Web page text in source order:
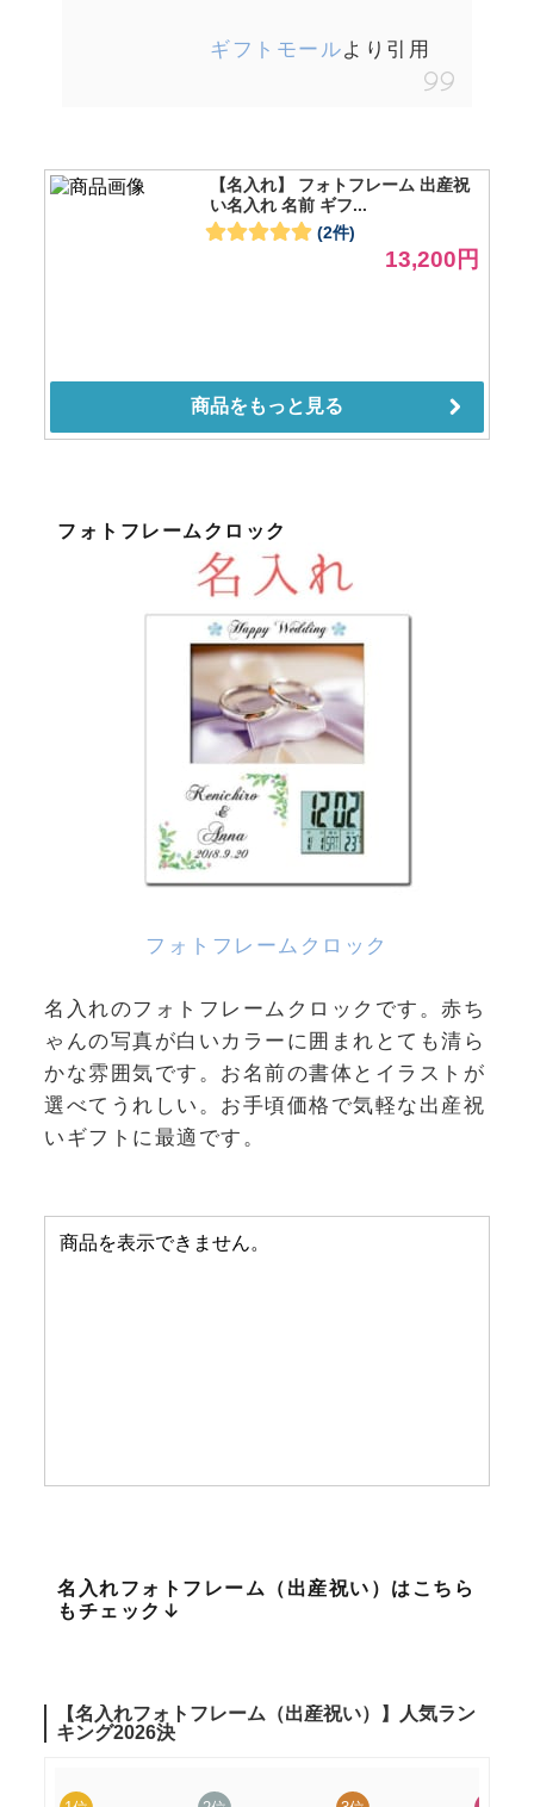
ギフトモールより引用
フォトフレームクロック
フォトフレームクロック
名入れのフォトフレームクロックです。赤ち
ゃんの写真が白いカラーに囲まれとても清ら
かな雰囲気です。お名前の書体とイラストが
選べてうれしい。お手頃価格で気軽な出産祝
いギフトに最適です。
名入れフォトフレーム（出産祝い）はこちら
もチェック↓